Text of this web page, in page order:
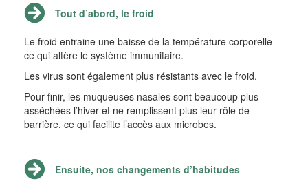
Tout d’abord, le froid
Le froid entraine une baisse de la température corporelle
ce qui altère le système immunitaire.
Les virus sont également plus résistants avec le froid.
Pour finir, les muqueuses nasales sont beaucoup plus
asséchées l’hiver et ne remplissent plus leur rôle de
barrière, ce qui facilite l’accès aux microbes.
Ensuite, nos changements d’habitudes